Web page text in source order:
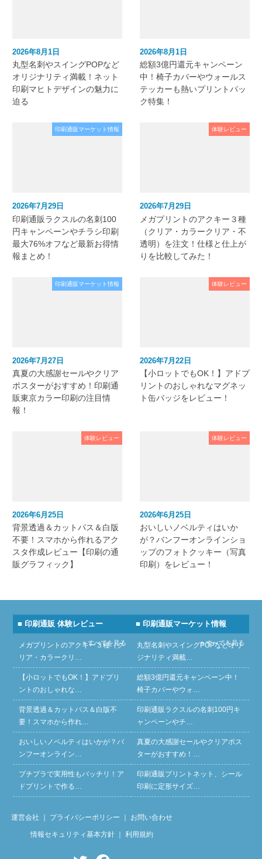
2026年8月1日
丸型名刺やスイングPOPなど
オリジナリティ満載！ネット
印刷マヒトデザインの魅力に
迫る
2026年8月1日
総額3億円還元キャンペーン
中！椅子カバーやウォールス
テッカーも熱いプリントパッ
ク特集！
印刷通販マーケット情報
2026年7月29日
印刷通販ラクスルの名刺100
円キャンペーンやチラシ印刷
最大76%オフなど最新お得情
報まとめ！
体験レビュー
2026年7月29日
メガプリントのアクキー３種
（クリア・カラークリア・不
透明）を注文！仕様と仕上が
りを比較してみた！
印刷通販マーケット情報
2026年7月27日
真夏の大感謝セールやクリア
ポスターがおすすめ！印刷通
販東京カラー印刷の注目情
報！
体験レビュー
2026年7月22日
【小ロットでもOK！】アドプ
リントのおしゃれなマグネッ
ト缶バッジをレビュー！
体験レビュー
2026年6月25日
背景透過＆カットパス＆白版
不要！スマホから作れるアク
スタ作成レビュー【印刷の通
販グラフィック】
体験レビュー
2026年6月25日
おいしいノベルティはいか
が？バンフーオンラインショ
ップのフォトクッキー（写真
印刷）をレビュー！
■ 印刷通販 体験レビュー
» すべてを見る
メガプリントのアクキー３種（ク
リア・カラークリ…
【小ロットでもOK！】アドプリ
ントのおしゃれな…
背景透過＆カットパス＆白版不
要！スマホから作れ…
おいしいノベルティはいかが？バ
ンフーオンライン…
プチプラで実用性もバッチリ！ア
ドプリントで作る…
■ 印刷通販マーケット情報
» すべてを見る
丸型名刺やスイングPOPなどオリ
ジナリティ満載…
総額3億円還元キャンペーン中！
椅子カバーやウォ…
印刷通販ラクスルの名刺100円キ
ャンペーンやチ…
真夏の大感謝セールやクリアポス
ターがおすすめ！…
印刷通販プリントネット、シール
印刷に定形サイズ…
運営会社 ｜ プライバシーポリシー ｜ お問い合わせ
情報セキュリティ基本方針｜ 利用規約